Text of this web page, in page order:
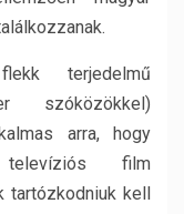
terjedelmű
szóközökkel)
arra, hogy
televíziós film
tartózkodniuk kell